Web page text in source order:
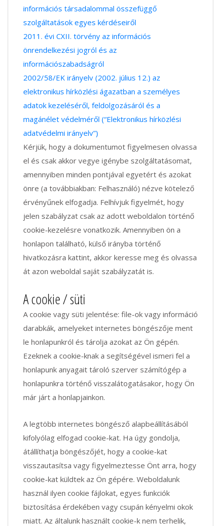
információs társadalommal összefüggő
szolgáltatások egyes kérdéseiről
2011. évi CXII. törvény az információs
önrendelkezési jogról és az
információszabadságról
2002/58/EK irányelv (2002. július 12.) az
elektronikus hírközlési ágazatban a személyes
adatok kezeléséről, feldolgozásáról és a
magánélet védelméről (“Elektronikus hírközlési
adatvédelmi irányelv”)
Kérjük, hogy a dokumentumot figyelmesen olvassa
el és csak akkor vegye igénybe szolgáltatásomat,
amennyiben minden pontjával egyetért és azokat
önre (a továbbiakban: Felhasználó) nézve kötelező
érvényűnek elfogadja. Felhívjuk figyelmét, hogy
jelen szabályzat csak az adott weboldalon történő
cookie-kezelésre vonatkozik. Amennyiben ön a
honlapon található, külső irányba történő
hivatkozásra kattint, akkor keresse meg és olvassa
át azon weboldal saját szabályzatát is.
A cookie / süti
A cookie vagy süti jelentése: file-ok vagy információ
darabkák, amelyeket internetes böngészője ment
le honlapunkról és tárolja azokat az Ön gépén.
Ezeknek a cookie-knak a segítségével ismeri fel a
honlapunk anyagait tároló szerver számítógép a
honlapunkra történő visszalátogatásakor, hogy Ön
már járt a honlapjainkon.
A legtöbb internetes böngésző alapbeállításából
kifolyólag elfogad cookie-kat. Ha úgy gondolja,
átállíthatja böngészőjét, hogy a cookie-kat
visszautasítsa vagy figyelmeztesse Önt arra, hogy
cookie-kat küldtek az Ön gépére. Weboldalunk
használ ilyen cookie fájlokat, egyes funkciók
biztosítása érdekében vagy csupán kényelmi okok
miatt. Az általunk használt cookie-k nem terhelik,